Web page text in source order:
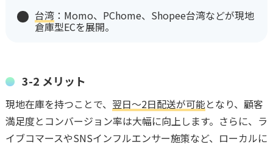
台湾：Momo、PChome、Shopee台湾などが現地
倉庫型ECを展開。
3-2 メリット
現地在庫を持つことで、 翌日〜2日配送が可能となり、顧客
満足度とコンバージョン率は大幅に向上します。さらに、ラ
イブコマースやSNSインフルエンサー施策など、ローカルに